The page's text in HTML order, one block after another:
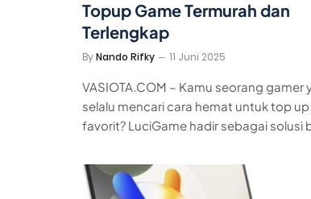
Topup Game Termurah dan
Terlengkap
ByNando Rifky 11 Juni 2025
VASIOTA.COM – Kamu seorang gamer
selalu mencari cara hemat untuk top
favorit? LuciGame hadir sebagai solusi